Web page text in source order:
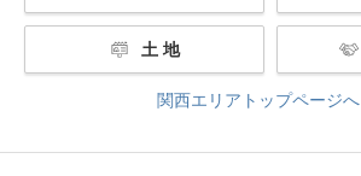
土 地
関西エリアトップページへ